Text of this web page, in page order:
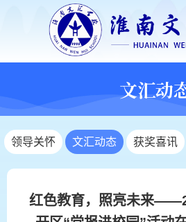
文汇动
领导关怀 文汇动态 获奖喜讯
红色教育，照亮未来